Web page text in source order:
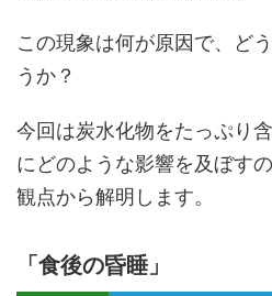
この現象は何が原因で、ど
うか？
今回は炭水化物をたっぷり
にどのような影響を及ぼす
観点から解明します。
「食後の昏睡」